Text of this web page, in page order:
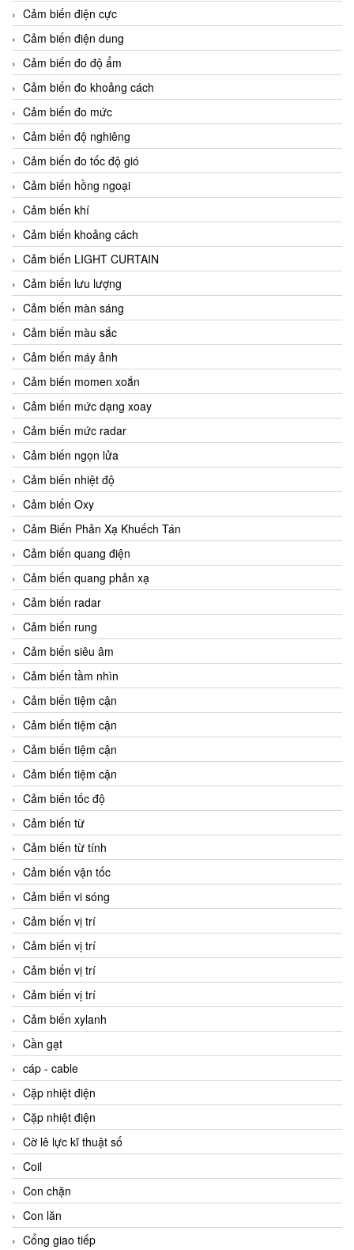
Cảm biến điện cực
Cảm biến điện dung
Cảm biến đo độ ẩm
Cảm biến đo khoảng cách
Cảm biến đo mức
Cảm biến độ nghiêng
Cảm biến đo tốc độ gió
Cảm biến hồng ngoại
Cảm biến khí
Cảm biến khoảng cách
Cảm biến LIGHT CURTAIN
Cảm biến lưu lượng
Cảm biến màn sáng
Cảm biến màu sắc
Cảm biến máy ảnh
Cảm biến momen xoắn
Cảm biến mức dạng xoay
Cảm biến mức radar
Cảm biến ngọn lửa
Cảm biến nhiệt độ
Cảm biến Oxy
Cảm Biến Phản Xạ Khuếch Tán
Cảm biến quang điện
Cảm biến quang phản xạ
Cảm biến radar
Cảm biến rung
Cảm biến siêu âm
Cảm biến tầm nhìn
Cảm biến tiệm cận
Cảm biến tiệm cận
Cảm biến tiệm cận
Cảm biến tiệm cận
Cảm biến tốc độ
Cảm biến từ
Cảm biến từ tính
Cảm biến vận tốc
Cảm biến vi sóng
Cảm biến vị trí
Cảm biến vị trí
Cảm biến vị trí
Cảm biến vị trí
Cảm biến xylanh
Cần gạt
cáp - cable
Cặp nhiệt điện
Cặp nhiệt điện
Cờ lê lực kĩ thuật số
Coil
Con chặn
Con lăn
Cổng giao tiếp